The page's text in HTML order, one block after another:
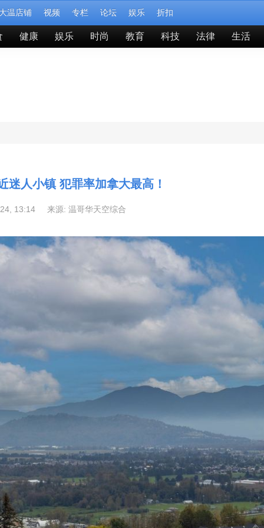
温店铺 视频 专栏 论坛 娱乐 折扣
健康 娱乐 时尚 教育 科技 法律 生活
迷人小镇 犯罪率加拿大最高！
24, 13:14 来源: 温哥华天空综合